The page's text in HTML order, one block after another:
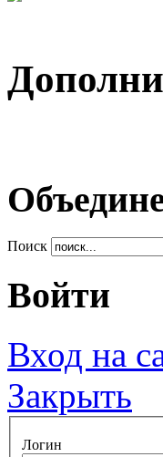
Поиск
Войти
Вход на
Закрыть
Логин